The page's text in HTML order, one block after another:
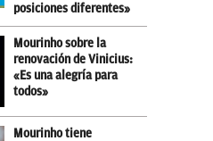
posiciones diferentes»
Mourinho sobre la
renovación de Vinicius:
«Es una alegría para
todos»
Mourinho tiene